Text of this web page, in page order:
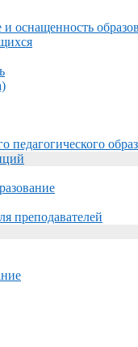
оснащенность
педагогического
преподавателей